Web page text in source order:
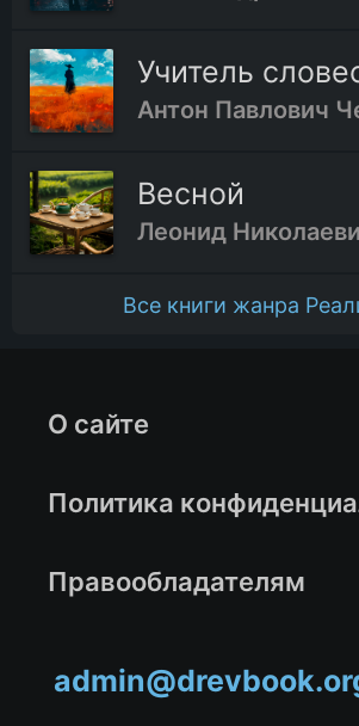
Учитель
Антон Павлович
Весной
Леонид
Все книги жанра
О сайте
Политика
Правообладателям